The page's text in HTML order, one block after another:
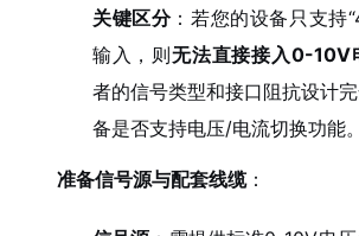
关键区分：若您的设备只支持
输入，则无法直接接入0-10V
者的信号类型和接口阻抗设计
备是否支持电压/电流切换功能。
准备信号源与配套线缆：